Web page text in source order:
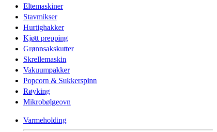
Eltemaskiner
Stavmikser
Hurtighakker
Kjøtt prepping
Grønnsakskutter
Skrellemaskin
Vakuumpakker
Popcorn & Sukkerspinn
Røyking
Mikrobølgeovn
Varmeholding